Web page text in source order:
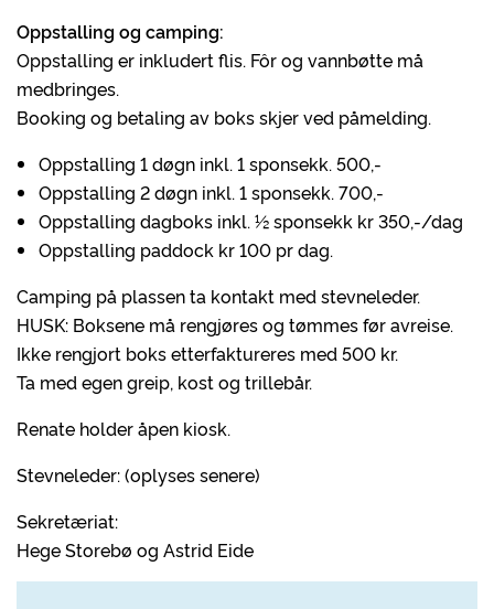
Oppstalling og camping:
Oppstalling er inkludert flis. Fôr og vannbøtte må
medbringes.
Booking og betaling av boks skjer ved påmelding.
Oppstalling 1 døgn inkl. 1 sponsekk. 500,-
Oppstalling 2 døgn inkl. 1 sponsekk. 700,-
Oppstalling dagboks inkl. ½ sponsekk kr 350,-/dag
Oppstalling paddock kr 100 pr dag.
Camping på plassen ta kontakt med stevneleder.
HUSK: Boksene må rengjøres og tømmes før avreise.
Ikke rengjort boks etterfaktureres med 500 kr.
Ta med egen greip, kost og trillebår.
Renate holder åpen kiosk.
Stevneleder: (oplyses senere)
Sekretæriat:
Hege Storebø og Astrid Eide